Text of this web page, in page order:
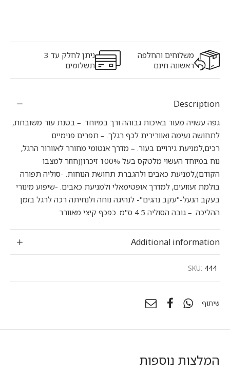
משלוחים והחלפה
ראשונה חינם
ניתן לחלק עד 3
תשלומים
Description
גפה עשויה מעור באיכות גבוהה ורך במיוחד. – בטנת עור משובחת,
לתחושה נעימה ואוורירית לכף רגלך. – תפרים פנימיים
רכים,למניעת גירויים בעור. – מדרך אנטומי מחורר לאוורור הרגל,
נוח במיוחד העשוי מלטקס בעל 100% זיכרון(חוזר למצבו
הקודם),למניעת כאבים ולהגברת תחושת הנוחות. -סוליה תפורה
בולמת זעזועים, למדרך אופטימאלי ולמניעת כאבים. -שיפוע מינורי
בעקב הנעל-"עקב נהגים"- לנהיגה נוחה ולנחיתה רכה לרגל בזמן
ההליכה. – גובה הסוליה 4.5 ס"מ. כפכף קיצי מאוורר.
Additional information
SKU: 444
שיתוף
המלצות נוספות